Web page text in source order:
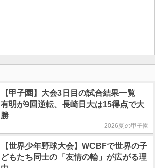
【甲子園】大会3日目の試合結果一覧
有明が9回逆転、長崎日大は15得点で大
勝
2026夏の甲子園
【世界少年野球大会】WCBFで世界の子
どもたち同士の「友情の輪」が広がる理